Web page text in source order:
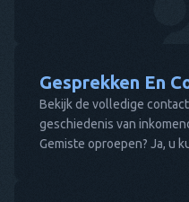
Gesprekken En
Bekijk de volledige
geschiedenis van
Gemiste oproepen? Ja, u